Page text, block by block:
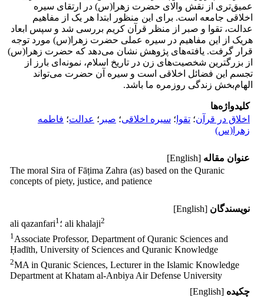
عمیق‌تری از نقش والای حضرت زهرا(س) در ارتقای سیره
اخلاقی جامعه است. برای این منظور ابتدا هر یک از مفاهیم
عدالت، تقوا و صبر از منظر قرآن کریم بررسی شد و سپس ابعاد
هریک از این مفاهیم در سیره عملی حضرت زهرا(س) مورد توجه
قرار گرفت. یافته‌های پژوهش نشان می‌دهد که حضرت زهرا(س)
از بزرگترین شخصیت‌های زن در تاریخ اسلام، نمونه‌ای بارز از
تجسم این فضائل اخلاقی است و سیره آن حضرت می‌تواند
الهام‌بخش زندگی روزمره ما باشد.
کلیدواژه‌ها
اخلاق در قرآن؛ تقوا ؛ سیره اخلاقی؛ صبر ؛ عدالت؛ فاطمه
زهرا(س)
عنوان مقاله [English]
The moral Sira of Fāṭima Zahra (as) based on the Quranic
concepts of piety, justice, and patience
نویسندگان [English]
ali qazanfari1 ؛ ali khalaji2
1 Associate Professor, Department of Quranic Sciences and
Ḥadīth, University of Sciences and Quranic Knowledge
2MA in Quranic Sciences, Lecturer in the Islamic Knowledge
Department at Khatam al-Anbiya Air Defense University
چکیده [English]